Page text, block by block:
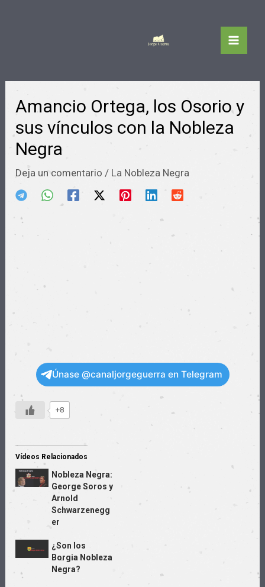
Main
Amancio Ortega, los Osorio y
sus vínculos con la Nobleza
Negra
Deja un comentario / La Nobleza Negra
Únase @canaljorgeguerra en Telegram
+8
Vídeos Relacionados
Nobleza Negra:
George Soros y
Arnold
Schwarzenegg
er
¿Son los
Borgia Nobleza
Negra?